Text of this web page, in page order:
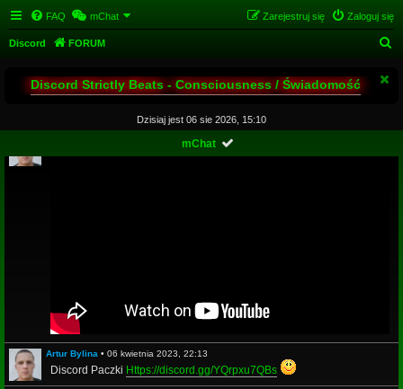
FAQ mChat Zaloguj się
Zarejestruj się
Discord FORUM
a
Discord Strictly Beats - Consciousness / Świadomość
Dzisiaj jest 06 sie 2026, 15:10
mChat
14 maja 2020, 21:42
Artur Bylina • 06 kwietnia 2023, 22:13
Discord Paczki Https://discord.gg/YQrpxu7QBs